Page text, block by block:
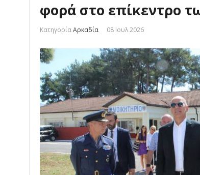
φορά στο επίκεντρο
ΚατηγορίαΑρκαδία 08 Ιουλ 2026